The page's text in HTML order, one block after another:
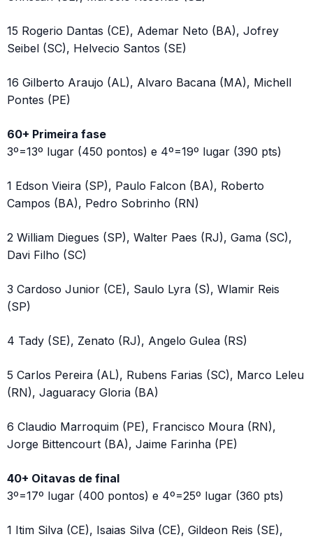
15 Rogerio Dantas (CE), Ademar Neto (BA), Jofrey
Seibel (SC), Helvecio Santos (SE)
16 Gilberto Araujo (AL), Alvaro Bacana (MA), Michell
Pontes (PE)
60+ Primeira fase
3º=13º lugar (450 pontos) e 4º=19º lugar (390 pts)
1 Edson Vieira (SP), Paulo Falcon (BA), Roberto
Campos (BA), Pedro Sobrinho (RN)
2 William Diegues (SP), Walter Paes (RJ), Gama (SC),
Davi Filho (SC)
3 Cardoso Junior (CE), Saulo Lyra (S), Wlamir Reis
(SP)
4 Tady (SE), Zenato (RJ), Angelo Gulea (RS)
5 Carlos Pereira (AL), Rubens Farias (SC), Marco Leleu
(RN), Jaguaracy Gloria (BA)
6 Claudio Marroquim (PE), Francisco Moura (RN),
Jorge Bittencourt (BA), Jaime Farinha (PE)
40+ Oitavas de final
3º=17º lugar (400 pontos) e 4º=25º lugar (360 pts)
1 Itim Silva (CE), Isaias Silva (CE), Gildeon Reis (SE),